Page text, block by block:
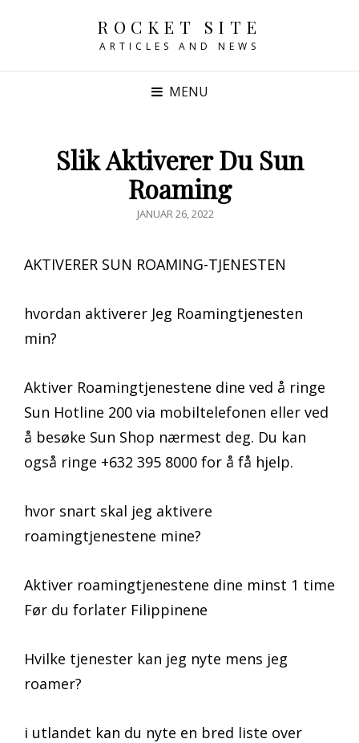
ROCKET SITE
ARTICLES AND NEWS
MENU
Slik Aktiverer Du Sun
Roaming
POSTED
JANUAR 26, 2022
AKTIVERER SUN ROAMING-TJENESTEN
hvordan aktiverer Jeg Roamingtjenesten
min?
Aktiver Roamingtjenestene dine ved å ringe
Sun Hotline 200 via mobiltelefonen eller ved
å besøke Sun Shop nærmest deg. Du kan
også ringe +632 395 8000 for å få hjelp.
hvor snart skal jeg aktivere
roamingtjenestene mine?
Aktiver roamingtjenestene dine minst 1 time
Før du forlater Filippinene
Hvilke tjenester kan jeg nyte mens jeg
roamer?
i utlandet kan du nyte en bred liste over